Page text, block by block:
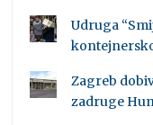
Udruga
Zagreb
zadruge